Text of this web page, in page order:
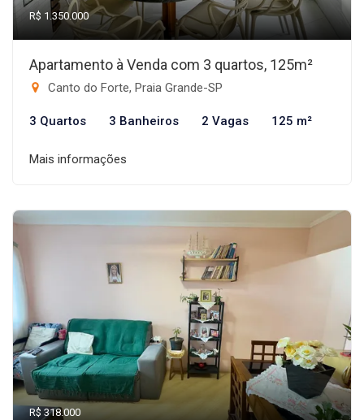
R$ 1.350.000
Apartamento à Venda com 3 quartos, 125m²
Canto do Forte, Praia Grande-SP
3 Quartos 3 Banheiros 2 Vagas 125 m²
Mais informações
R$ 318.000